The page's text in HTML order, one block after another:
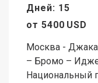
Дней: 15
от 5400 USD
Москва -
– Бромо –
Национальный